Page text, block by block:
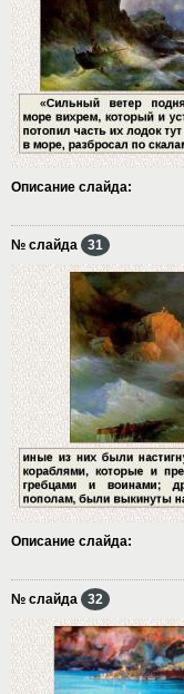
Описание слайда:
№ слайда 31
Описание слайда:
№ слайда 32